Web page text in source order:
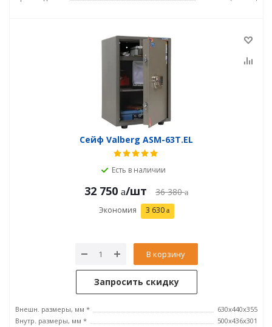
Сейф Valberg ASM-63Т.EL
Есть в наличии
32 750 /шт 36 380
Экономия 3 630
В корзину
Запросить скидку
Внешн. размеры, мм *
630x440x355
Внутр. размеры, мм *
500х436х301